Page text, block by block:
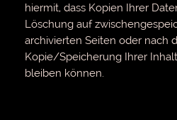
hiermit, dass Kopien Ihrer
Löschung auf
archivierten Seiten oder nach
Kopie/Speicherung Ihrer
bleiben können.